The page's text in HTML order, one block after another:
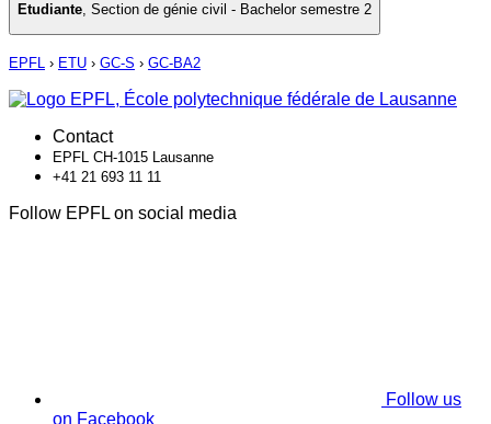
Etudiante, Section de génie civil - Bachelor semestre 2
EPFL › ETU › GC-S › GC-BA2
Contact
EPFL CH-1015 Lausanne
+41 21 693 11 11
Follow EPFL on social media
Follow us
on Facebook